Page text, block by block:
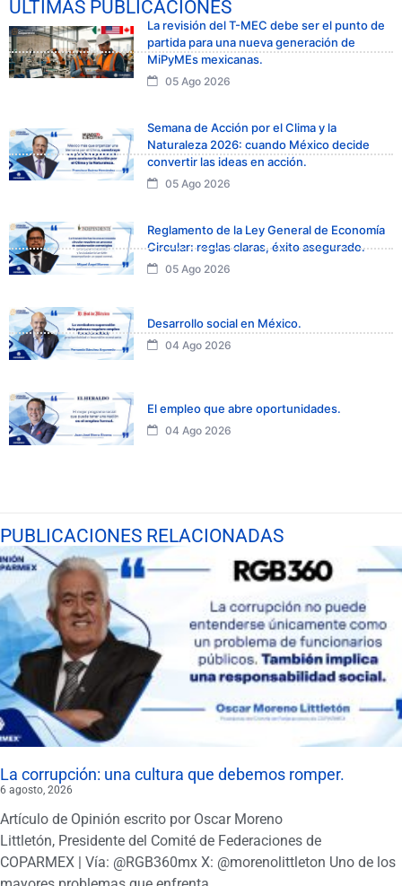
ÚLTIMAS PUBLICACIONES
La revisión del T-MEC debe ser el punto de
partida para una nueva generación de
MiPyMEs mexicanas.
05 Ago 2026
Semana de Acción por el Clima y la
Naturaleza 2026: cuando México decide
convertir las ideas en acción.
05 Ago 2026
Reglamento de la Ley General de Economía
Circular: reglas claras, éxito asegurado.
05 Ago 2026
Desarrollo social en México.
04 Ago 2026
El empleo que abre oportunidades.
04 Ago 2026
PUBLICACIONES RELACIONADAS
La corrupción: una cultura que debemos romper.
6 agosto, 2026
Artículo de Opinión escrito por Oscar Moreno
Littletón, Presidente del Comité de Federaciones de
COPARMEX | Vía: @RGB360mx X: @morenolittleton Uno de los